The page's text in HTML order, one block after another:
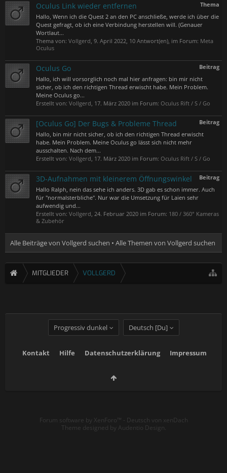
Thema
Oculus Link wieder entfernen
Hallo, Wenn ich die Quest 2 an den PC anschließe, werde ich über die
Quest gefragt, ob ich eine Verbindung herstellen will. (Genauer
Wortlaut...
Thema von: Vollgerd, 9. April 2022, 10 Antwort(en), im Forum: Meta
Oculus
Beitrag
Oculus Go
Hallo, ich will vorsorglich noch mal hier anfragen: bin mir nicht
sicher, ob ich den richtigen Thread erwischt habe. Mein Problem.
Meine Oculus go...
Erstellt von: Vollgerd, 17. März 2020 im Forum: Oculus Rift / S / Go
Beitrag
[Oculus Go] Der Bugs & Probleme Thread
Hallo, bin mir nicht sicher, ob ich den richtigen Thread erwischt
habe. Mein Problem. Meine Oculus go lässt sich nicht mehr
ausschalten. Nach dem...
Erstellt von: Vollgerd, 17. März 2020 im Forum: Oculus Rift / S / Go
Beitrag
3D-Aufnahmen mit kleinerem Öffnungswinkel
Hallo Ralph, nein das sehe ich anders. 3D gab es schon immer. Auch
für "normalsterbliche". Nur war die Umsetzung für Laien sehr
aufwendig und...
Erstellt von: Vollgerd, 24. Februar 2020 im Forum: 180 / 360° Kameras
& Zubehör
Alle Beiträge von Vollgerd suchen Alle Themen von Vollgerd suchen
MITGLIEDER VOLLGERD
Progressiv dunkel Deutsch [Du]
Kontakt Hilfe Datenschutzerklärung Impressum
Forum software by XenForo™ - Deutsch von xenDach
Theme designed by Audentio Design.